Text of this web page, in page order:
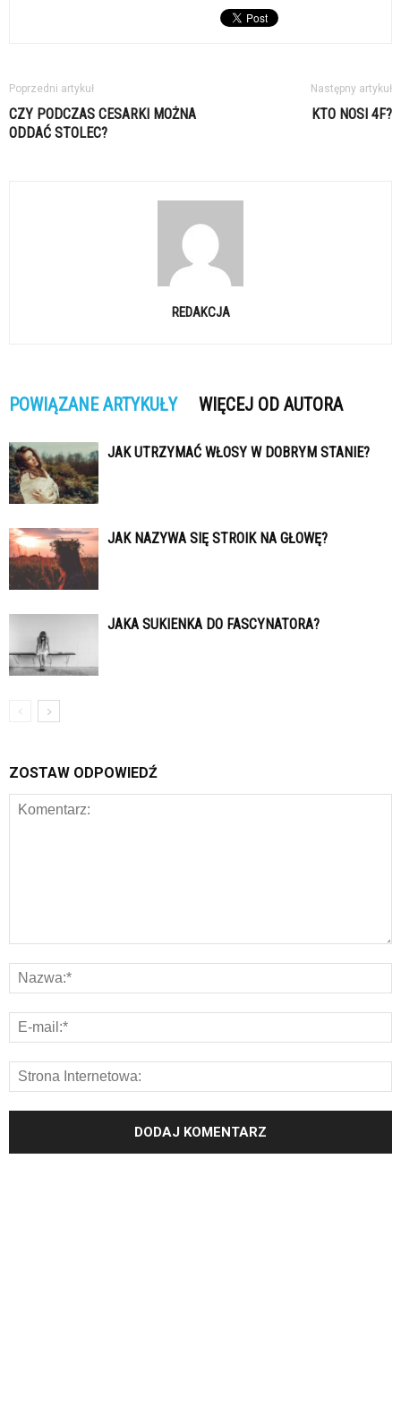
Poprzedni artykuł
CZY PODCZAS CESARKI MOŻNA
ODDAĆ STOLEC?
Następny artykuł
KTO NOSI 4F?
REDAKCJA
POWIĄZANE ARTYKUŁY WIĘCEJ OD AUTORA
JAK UTRZYMAĆ WŁOSY W DOBRYM STANIE?
JAK NAZYWA SIĘ STROIK NA GŁOWĘ?
JAKA SUKIENKA DO FASCYNATORA?
ZOSTAW ODPOWIEDŹ